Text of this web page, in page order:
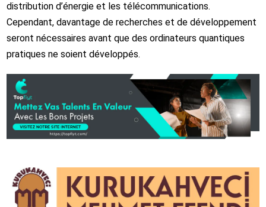
distribution d’énergie et les télécommunications.
Cependant, davantage de recherches et de développement
seront nécessaires avant que des ordinateurs quantiques
pratiques ne soient développés.